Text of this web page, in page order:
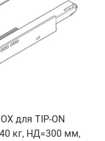
для TIP-ON
кг, НД=300 мм,